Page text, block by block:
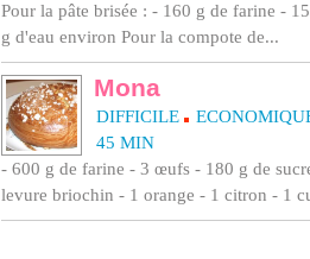
Pour la pâte brisée : - 160 g de farine -
g d'eau environ Pour la compote de...
Mona
DIFFICILE
45 MIN
- 600 g de farine - 3 œufs - 180 g de
levure briochin - 1 orange - 1 citron - 1